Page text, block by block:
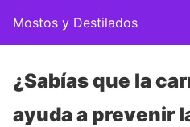
Mostos y Destilados
¿Sabías que la
ayuda a prevenir